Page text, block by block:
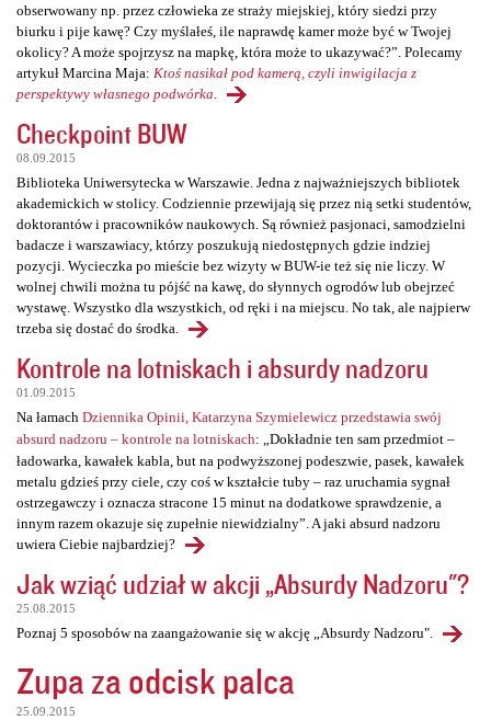
obserwowany np. przez człowieka ze straży miejskiej, który siedzi przy
biurku i pije kawę? Czy myślałeś, ile naprawdę kamer może być w Twojej
okolicy? A może spojrzysz na mapkę, która może to ukazywać?”. Polecamy
artykuł Marcina Maja: Ktoś nasikał pod kamerą, czyli inwigilacja z
perspektywy własnego podwórka
Checkpoint BUW
08.09.2015
Biblioteka Uniwersytecka w Warszawie. Jedna z najważniejszych bibliotek
akademickich w stolicy. Codziennie przewijają się przez nią setki studentów,
doktorantów i pracowników naukowych. Są również pasjonaci, samodzielni
badacze i warszawiacy, którzy poszukują niedostępnych gdzie indziej
pozycji. Wycieczka po mieście bez wizyty w BUW-ie też się nie liczy. W
wolnej chwili można tu pójść na kawę, do słynnych ogrodów lub obejrzeć
wystawę. Wszystko dla wszystkich, od ręki i na miejscu. No tak, ale najpierw
trzeba się dostać do środka.
Kontrole na lotniskach i absurdy nadzoru
01.09.2015
Na łamach Dziennika Opinii, Katarzyna Szymielewicz przedstawia swój
absurd nadzoru – kontrole na lotniskach: „Dokładnie ten sam przedmiot –
ładowarka, kawałek kabla, but na podwyższonej podeszwie, pasek, kawałek
metalu gdzieś przy ciele, czy coś w kształcie tuby – raz uruchamia sygnał
ostrzegawczy i oznacza stracone 15 minut na dodatkowe sprawdzenie, a
innym razem okazuje się zupełnie niewidzialny”. A jaki absurd nadzoru
uwiera Ciebie najbardziej?
Jak wziąć udział w akcji „Absurdy Nadzoru"?
25.08.2015
Poznaj 5 sposobów na zaangażowanie się w akcję „Absurdy Nadzoru".
Zupa za odcisk palca
25.09.2015